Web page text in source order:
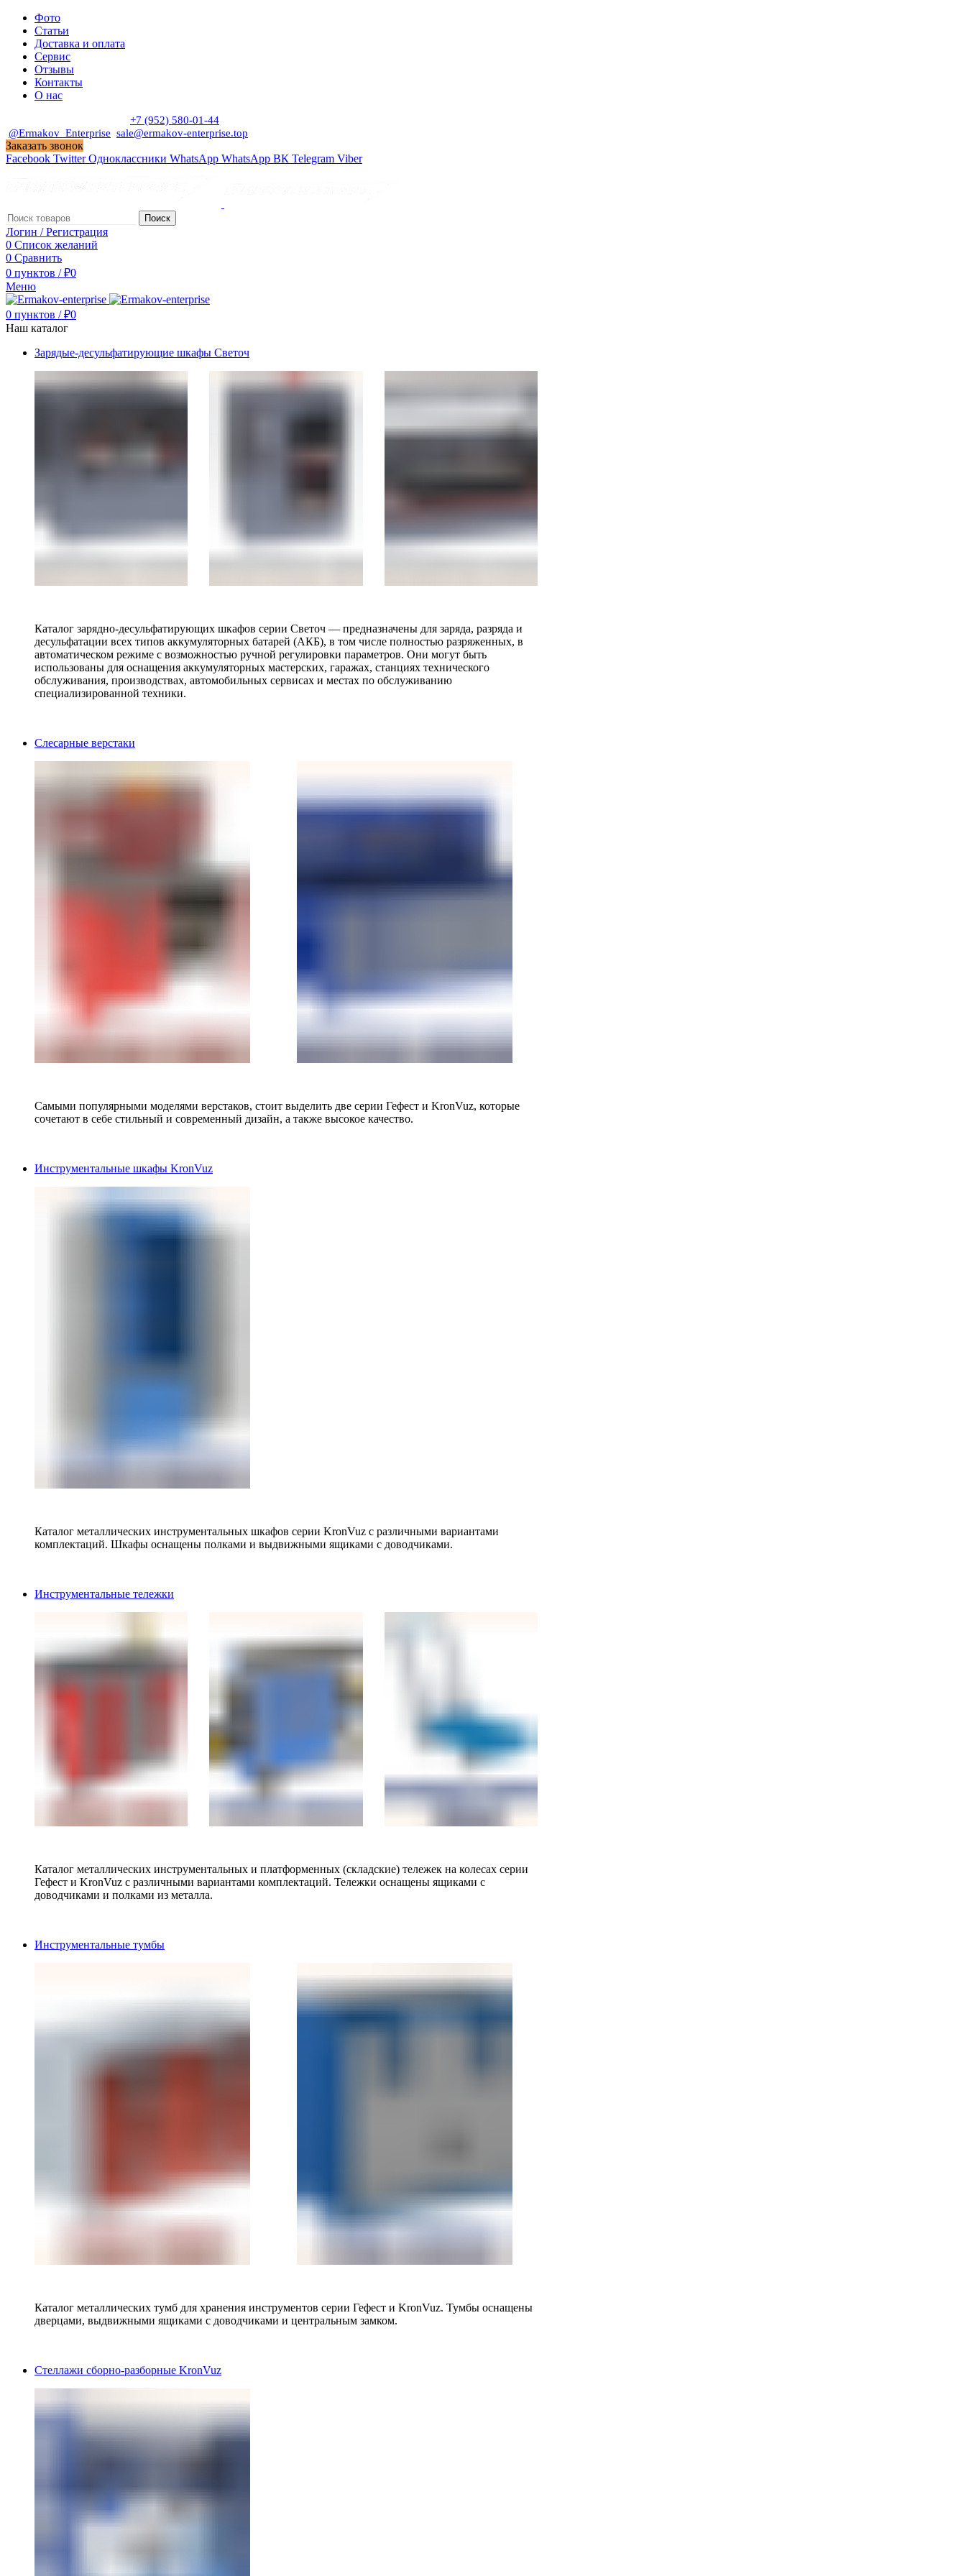
Фото
Статьи
Доставка и оплата
Сервис
Отзывы
Контакты
О нас
+7 (952) 580-01-44
@Ermakov_Enterprise sale@ermakov-enterprise.top
Заказать звонок
Facebook Twitter Одноклассники WhatsApp WhatsApp ВК Telegram Viber
Поиск
Логин / Регистрация
0 Список желаний
0 Сравнить
0 пунктов / ₽0
Меню
0 пунктов / ₽0
Наш каталог
Зарядые-десульфатирующие шкафы Светоч
Каталог зарядно-десульфатирующих шкафов серии Светоч — предназначены для заряда, разряда и
десульфатации всех типов аккумуляторных батарей (АКБ), в том числе полностью разряженных, в
автоматическом режиме с возможностью ручной регулировки параметров. Они могут быть
использованы для оснащения аккумуляторных мастерских, гаражах, станциях технического
обслуживания, производствах, автомобильных сервисах и местах по обслуживанию
специализированной техники.
Слесарные верстаки
Самыми популярными моделями верстаков, стоит выделить две серии Гефест и KronVuz, которые
сочетают в себе стильный и современный дизайн, а также высокое качество.
Инструментальные шкафы KronVuz
Каталог металлических инструментальных шкафов серии KronVuz с различными вариантами
комплектаций. Шкафы оснащены полками и выдвижными ящиками с доводчиками.
Инструментальные тележки
Каталог металлических инструментальных и платформенных (складские) тележек на колесах серии
Гефест и KronVuz с различными вариантами комплектаций. Тележки оснащены ящиками с
доводчиками и полками из металла.
Инструментальные тумбы
Каталог металлических тумб для хранения инструментов серии Гефест и KronVuz. Тумбы оснащены
дверцами, выдвижными ящиками с доводчиками и центральным замком.
Стеллажи сборно-разборные KronVuz